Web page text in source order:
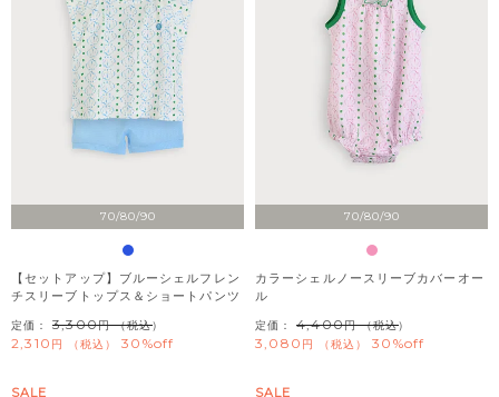
70/80/90
【セットアップ】ブルーシェルフレン
チスリーブトップス＆ショートパンツ
定価： 3,300 （税込）
2,310 税込 30%off
70/80/90
カラーシェルノースリーブカバーオー
ル
定価： 4,400 （税込）
3,080 税込 30%off
SALE SALE